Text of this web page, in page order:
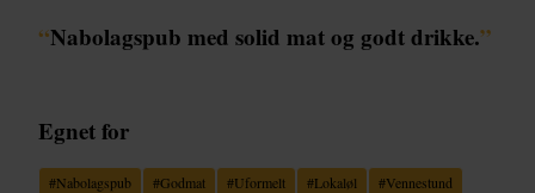
“Nabolagspub med solid mat og godt drikke.”
Egnet for
#Nabolagspub #Godmat #Uformelt #Lokaløl #Vennestund